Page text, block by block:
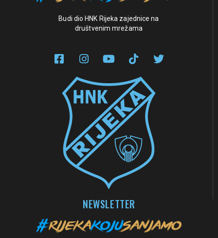
Budi dio HNK Rijeka zajednice na
društvenim mrežama
NEWSLETTER